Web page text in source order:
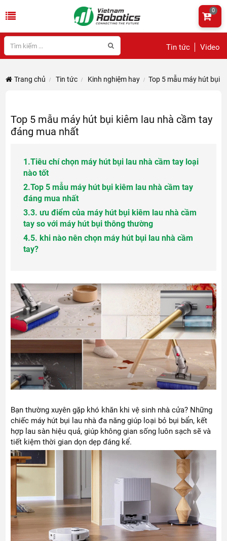
Tin tức Video
0
Trang chủ Tin tức Kinh nghiệm hay Top 5 mẫu máy hút bụi
Top 5 mẫu máy hút bụi kiêm lau nhà cầm tay
đáng mua nhất
1.Tiêu chí chọn máy hút bụi lau nhà cầm tay loại
nào tốt
2.Top 5 mẫu máy hút bụi kiêm lau nhà cầm tay
đáng mua nhất
3.3. ưu điểm của máy hút bụi kiêm lau nhà cầm
tay so với máy hút bụi thông thường
4.5. khi nào nên chọn máy hút bụi lau nhà cầm
tay?
Bạn thường xuyên gặp khó khăn khi vệ sinh nhà cửa? Những
chiếc máy hút bụi lau nhà đa năng giúp loại bỏ bụi bẩn, kết
hợp lau sàn hiệu quả, giúp không gian sống luôn sạch sẽ và
tiết kiệm thời gian dọn dẹp đáng kể.